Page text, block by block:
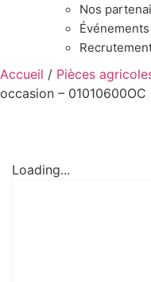
Nos
Accueil / Pièces
occasion – 01010600OC
Loading...